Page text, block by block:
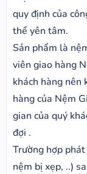
quy định của
thể yên tâm.
Sản phẩm là
viên giao hàng
khách hàng nên
hàng của Nệm
gian của quý
đợi .
Trường hợp
nệm bị xẹp, ..)